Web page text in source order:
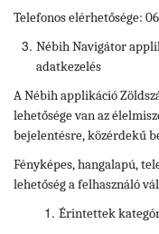
Telefonos elérhetősége:
Nébih Navigátor
adatkezelés
A Nébih applikáció
lehetősége van az
bejelentésre, közérdekű
Fényképes, hangalapú,
lehetőség a felhasználó
Érintettek